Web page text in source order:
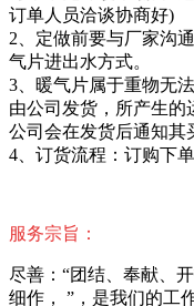
订单人员洽谈协商好)
2、定做前要与厂家沟
气片进出水方式。
3、暖气片属于重物无
由公司发货，所产生
公司会在发货后通知其
4、订货流程：订购下
服务宗旨：
尽善：“团结、奉献、
细作， ”，是我们的工